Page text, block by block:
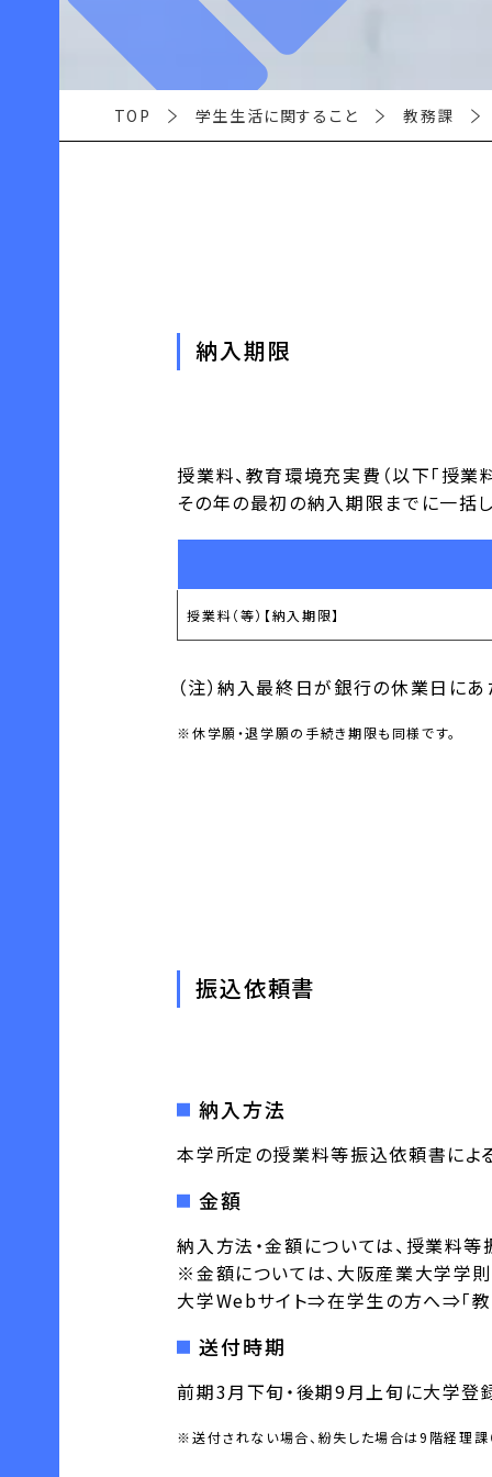
TOP 学生生活に関すること 教務課
納入期限
授業料、教育環境充実費（以下「授業
その年の最初の納入期限までに一括
授業料（等）【納入期限】
（注）納入最終日が銀行の休業日に
※休学願・退学願の手続き期限も同様です。
振込依頼書
納入方法
本学所定の授業料等振込依頼書によ
金額
納入方法・金額については、授業料
※金額については、大阪産業大学学
大学Webサイト⇒在学生の方へ⇒「
送付時期
前期3月下旬・後期9月上旬に大学登
※送付されない場合、紛失した場合は9階経理課